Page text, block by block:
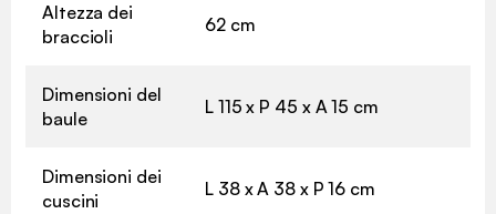
Altezza dei
braccioli
62 cm
Dimensioni del
baule
L 115 x P 45 x A 15 cm
Dimensioni dei
cuscini
L 38 x A 38 x P 16 cm